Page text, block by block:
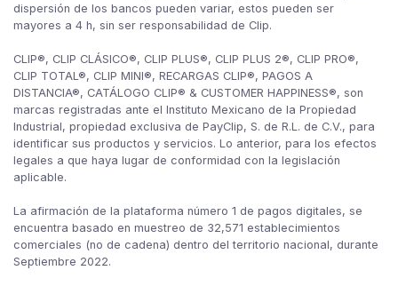
dispersión de los bancos pueden variar, estos pueden ser
mayores a 4 h, sin ser responsabilidad de Clip.
CLIP®, CLIP CLÁSICO®, CLIP PLUS®, CLIP PLUS 2®, CLIP PRO®,
CLIP TOTAL®, CLIP MINI®, RECARGAS CLIP®, PAGOS A
DISTANCIA®, CATÁLOGO CLIP® & CUSTOMER HAPPINESS®, son
marcas registradas ante el Instituto Mexicano de la Propiedad
Industrial, propiedad exclusiva de PayClip, S. de R.L. de C.V., para
identificar sus productos y servicios. Lo anterior, para los efectos
legales a que haya lugar de conformidad con la legislación
aplicable.
La afirmación de la plataforma número 1 de pagos digitales, se
encuentra basado en muestreo de 32,571 establecimientos
comerciales (no de cadena) dentro del territorio nacional, durante
Septiembre 2022.